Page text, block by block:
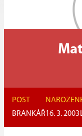
POST
BRANKÁŘ
NAROZEN
16. 3. 2003